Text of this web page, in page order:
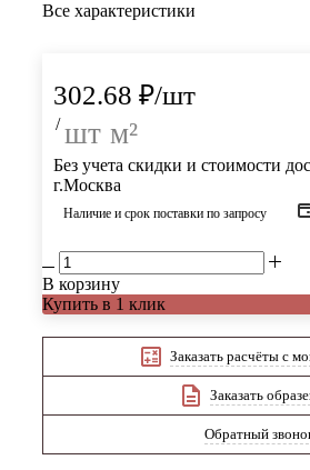
Все характеристики
302.68 ₽/шт
/ шт м²
Без учета скидки и стоимости
г.Москва
Наличие и срок поставки по запросу
В корзину
Купить в 1 клик
Заказать расчёты с
Заказать
Обратный